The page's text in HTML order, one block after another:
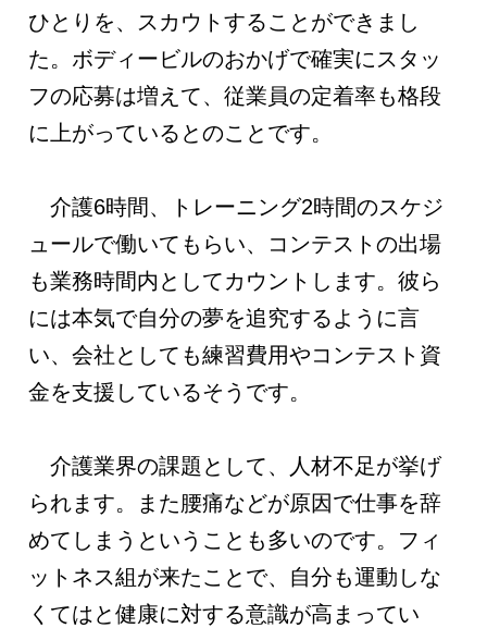
ひとりを、スカウトすることができまし
た。ボディービルのおかげで確実にスタッ
フの応募は増えて、従業員の定着率も格段
に上がっているとのことです。
介護6時間、トレーニング2時間のスケジ
ュールで働いてもらい、コンテストの出場
も業務時間内としてカウントします。彼ら
には本気で自分の夢を追究するように言
い、会社としても練習費用やコンテスト資
金を支援しているそうです。
介護業界の課題として、人材不足が挙げ
られます。また腰痛などが原因で仕事を辞
めてしまうということも多いのです。フィ
ットネス組が来たことで、自分も運動しな
くてはと健康に対する意識が高まってい